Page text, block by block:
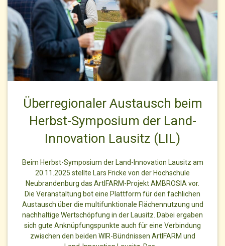
Überregionaler Austausch beim
Herbst-Symposium der Land-
Innovation Lausitz (LIL)
Beim Herbst-Symposium der Land-Innovation Lausitz am
20.11.2025 stellte Lars Fricke von der Hochschule
Neubrandenburg das ArtIFARM-Projekt AMBROSIA vor.
Die Veranstaltung bot eine Plattform für den fachlichen
Austausch über die multifunktionale Flächennutzung und
nachhaltige Wertschöpfung in der Lausitz. Dabei ergaben
sich gute Anknüpfungspunkte auch für eine Verbindung
zwischen den beiden WIR-Bündnissen ArtIFARM und